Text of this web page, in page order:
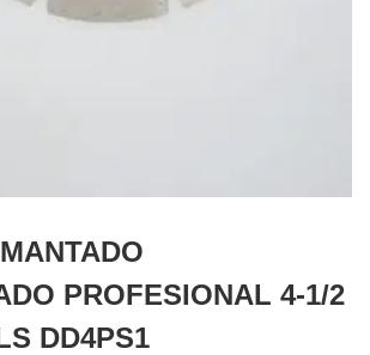
PROFESIONAL 4-1/2
DD4PS1